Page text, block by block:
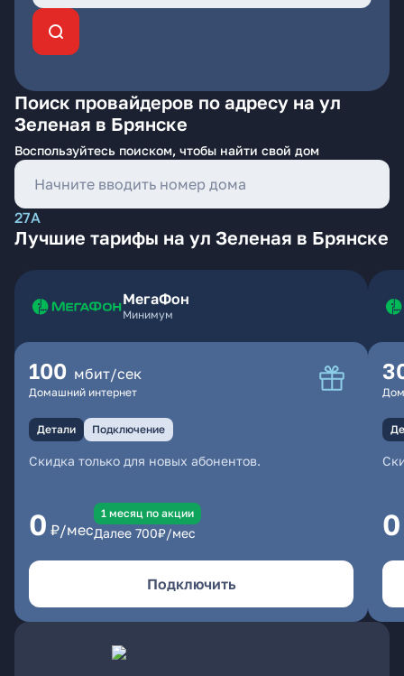
Поиск провайдеров по адресу на ул
Зеленая в Брянске
Воспользуйтесь поиском, чтобы найти свой дом
27А
Лучшие тарифы на ул Зеленая в Брянске
МегаФон
Минимум
100 мбит/сек
Домашний интернет
Детали Подключение
Скидка только для новых абонентов.
0 ₽/мес
1 месяц по акции
Далее 700₽/мес
Подключить
0